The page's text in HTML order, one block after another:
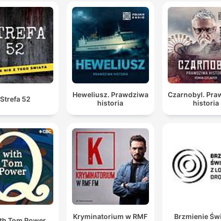
que lo tenemos consolidado, que se ha comido el
hueso, que ha destruido el hueso, ha desaparecido y
recompuesto totalmente la cadera. ¿Eso cómo se
explica? Yo no lo sé.
00:53:25 · Se plantea la imposibilidad científica de explicar la
desaparición del tumor y la reconstrucción ósea.
Strefa 52
Heweliusz. Prawdziwa
historia
Czarnobyl.
historia
Kryminatorium w RMF
Brzmienie